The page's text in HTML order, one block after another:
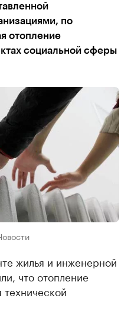
по
отопление
социальной сферы
жилья и инженерной
что отопление
технической